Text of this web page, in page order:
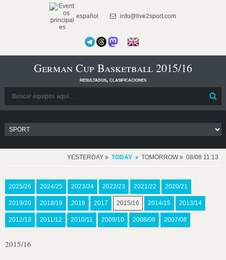
español info@live2sport.com
German Cup Basketball 2015/16
resultados, clasificaciones
YESTERDAY TODAY TOMORROW 08/08 11:13
2025/26 2024/25 2023/24 2022/23 2021/22 2020/21
2019/20 2018/19 2018 2017 2015/16 2014/15 2013/14
2012/13 2011/12 2010/11 2009/10 2008/09 2007/08
2015/16